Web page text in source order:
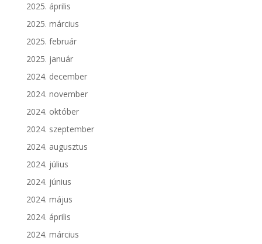
2025. április
2025. március
2025. február
2025. január
2024. december
2024. november
2024. október
2024. szeptember
2024. augusztus
2024. július
2024. június
2024. május
2024. április
2024. március